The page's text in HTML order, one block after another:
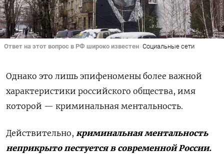
Ответ на этот вопрос в РФ широко известен Социальные сети
Однако это лишь эпифеномены более важной
характеристики российского общества, имя
которой — криминальная ментальность.
Действительно, криминальная ментальность
неприкрыто пестуется в современной России.